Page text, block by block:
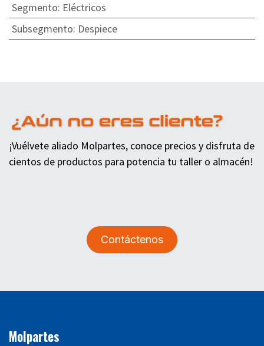
Segmento: Eléctricos
Subsegmento: Despiece
¡Vuélvete aliado Molpartes, conoce precios y disfruta de
cientos de productos para potencia tu taller o almacén!
Contáctenos
Molpartes